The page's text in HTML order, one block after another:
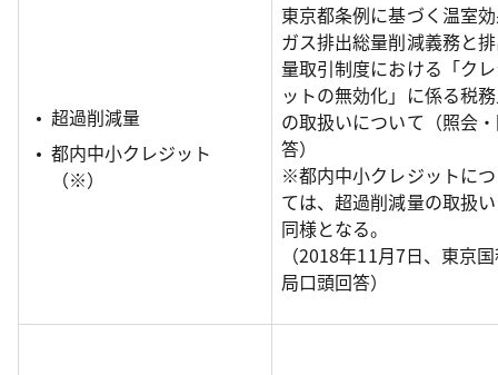
超過削減量
都内中小クレジット
（※）
東京都条例に基づく温室
ガス排出総量削減義務と
量取引制度における「ク
ットの無効化」に係る税
の取扱いについて（照会
答）
※都内中小クレジットに
ては、超過削減量の取扱
同様となる。
（2018年11月7日、東京
局口頭回答）